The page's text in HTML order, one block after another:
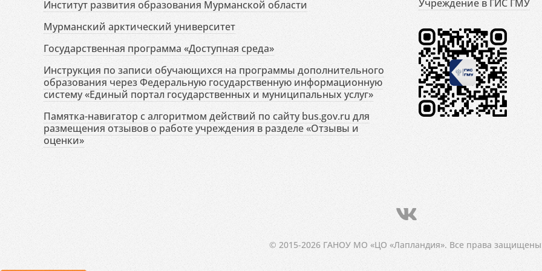
Институт развития образования Мурманской области
Мурманский арктический университет
Государственная программа «Доступная среда»
Инструкция по записи обучающихся на программы дополнительного
образования через Федеральную государственную информационную
систему «Единый портал государственных и муниципальных услуг»
Памятка-навигатор с алгоритмом действий по сайту bus.gov.ru для
размещения отзывов о работе учреждения в разделе «Отзывы и
оценки»
Учреждение в ГИС ГМУ
© 2015-2026 ГАНОУ МО «ЦО «Лапландия». Все права